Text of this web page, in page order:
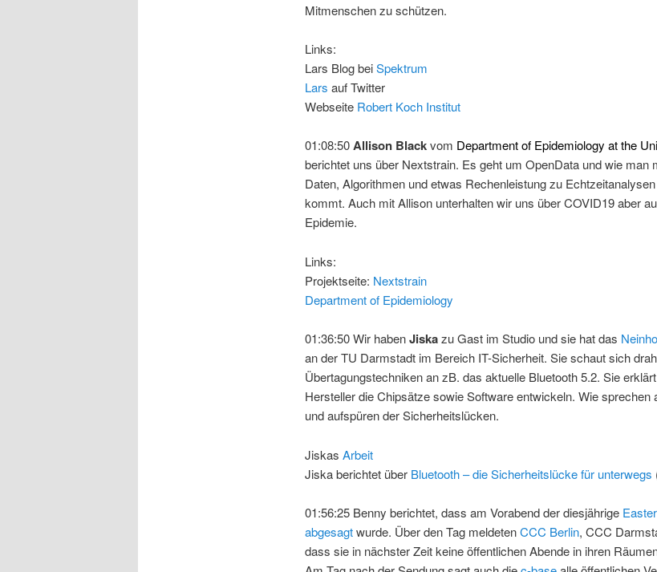
Mitmenschen zu schützen.
Links:
Lars Blog beiSpektrum
Lars auf Twitter
Webseite Robert Koch Institut
01:08:50Allison Blackvom Department of Epidemiology at the
berichtet uns über Nextstrain. Es geht um OpenData und wie man
Daten, Algorithmen und etwas Rechenleistung zu
kommt. Auch mit Allison unterhalten wir uns über COVID19 aber
Epidemie.
Links:
Projektseite: Nextstrain
Department of Epidemiology
01:36:50 Wir habenJiskazu Gast im Studio und sie hat das
an der TU Darmstadt im Bereich IT-Sicherheit. Sie schaut sich
Übertagungstechniken an zB. das aktuelle Bluetooth 5.2. Sie
Hersteller die Chipsätze sowie Software entwickeln. Wie sprechen
und aufspüren der Sicherheitslücken.
Jiskas Arbeit
Jiska berichtet über Bluetooth – die Sicherheitslücke für unterwegs
01:56:25 Benny berichtet, dass am Vorabend der diesjährige
abgesagtwurde. Über den Tag meldetenCCC Berlin, CCC
dass sie in nächster Zeit keine öffentlichen Abende in ihren